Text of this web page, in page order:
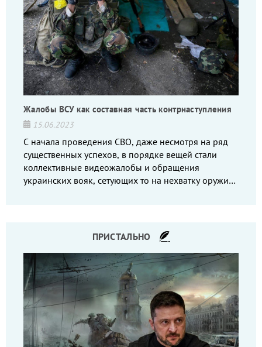
Жалобы ВСУ как составная часть контрнаступления
15.06.2023
С начала проведения СВО, даже несмотря на ряд
существенных успехов, в порядке вещей стали
коллективные видеожалобы и обращения
украинских вояк, сетующих то на нехватку оружия,
ПРИСТАЛЬНО